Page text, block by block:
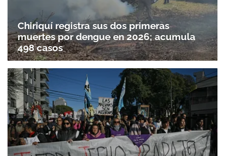
Chiriquí registra sus dos primeras
muertes por dengue en 2026; acumula
498 casos